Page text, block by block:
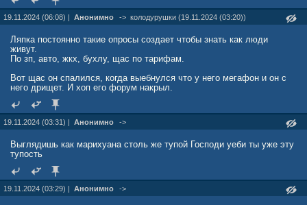
19.11.2024 (06:08) | Анонимно -> колодурушки (19.11.2024 (03:20))
Ляпка постоянно такие опросы создает чтобы знать как люди
живут.
По зп, авто, жкх, бухлу, щас по тарифам.
Вот щас он спалился, когда выебнулся что у него мегафон и он с
него дрищет. И хоп его форум накрыл.
19.11.2024 (03:31) | Анонимно ->
Выглядишь как марихуана столь же тупой Господи уеби ты уже эту
тупость
19.11.2024 (03:29) | Анонимно ->